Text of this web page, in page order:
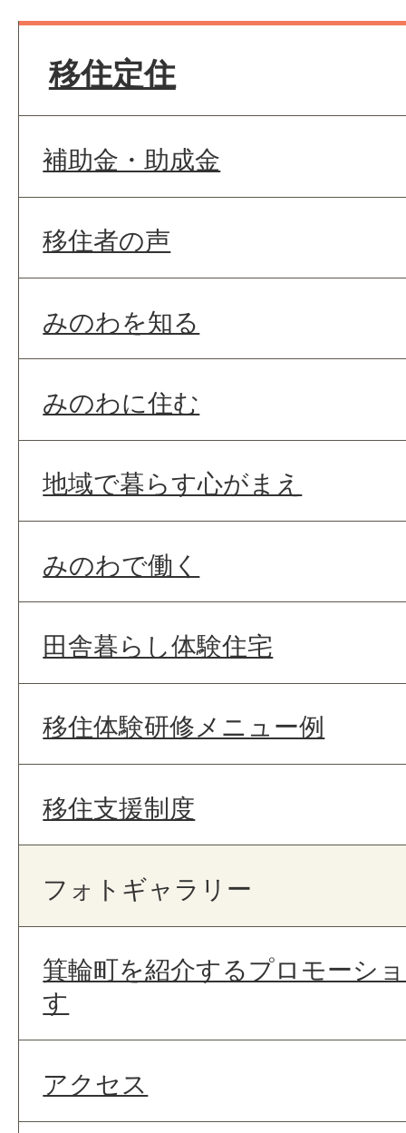
移住定住
補助金・助成金
移住者の声
みのわを知る
みのわに住む
地域で暮らす心がまえ
みのわで働く
田舎暮らし体験住宅
移住体験研修メニュー例
移住支援制度
フォトギャラリー
箕輪町を紹介するプロモーシ
す
アクセス